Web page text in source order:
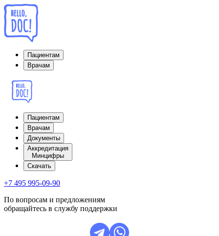
Пациентам
Врачам
Пациентам
Врачам
Документы
Аккредитация
Минцифры
Cкачать
+7 495 995-09-90
По вопросам и предложениям
обращайтесь в службу поддержки